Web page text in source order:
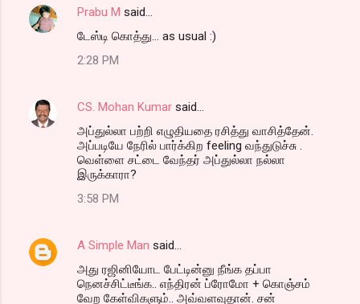
Prabu M said…
டேஸ்டி கொத்து... as usual :)
2:28 PM
CS. Mohan Kumar said…
அப்துல்லா பற்றி எழுதியதை ரசித்து வாசித்தேன்.
அப்படியே நேரில் பார்க்கிற feeling வந்துடுச்சு .
வெள்ளை சட்டை வேந்தர் அப்துல்லா நல்லா
இருக்காரா?
3:58 PM
A Simple Man said…
அது ரஜினியோட பேட்டின்னு நீங்க தப்பா
நெனச்சிட்டீங்க.. எந்திரன் ப்ரோமோ + கொஞ்சம்
வேற கேள்விகளும்.. அவ்வளவுதான். சன்